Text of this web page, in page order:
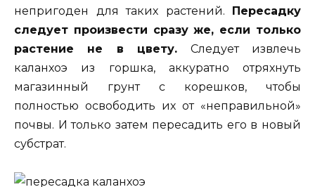
непригоден для таких растений. Пересадку
следует произвести сразу же, если только
растение не в цвету. Следует извлечь
каланхоэ из горшка, аккуратно отряхнуть
магазинный грунт с корешков, чтобы
полностью освободить их от «неправильной»
почвы. И только затем пересадить его в новый
субстрат.